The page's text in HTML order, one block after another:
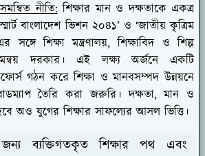
নীতি:শিক্ষার মান ও দক্ষতাকে একত্র
বাংলাদেশ ভিশন ২০৪১’ ও ‘জাতীয় কৃত্রিম
সঙ্গে শিক্ষা মন্ত্রণালয়, শিক্ষাবিদ ও শিল্প
দরকার। এই লক্ষ্য অর্জনে একটি
গঠন করে শিক্ষা ও মানবসম্পদ উন্নয়নে
তৈরি করা জরুরি। দক্ষতা, মান ও
অও যুগের শিক্ষার সাফল্যের আসল ভিত্তি।
জন্য ব্যক্তিগতকৃত শিক্ষার পথ এবং